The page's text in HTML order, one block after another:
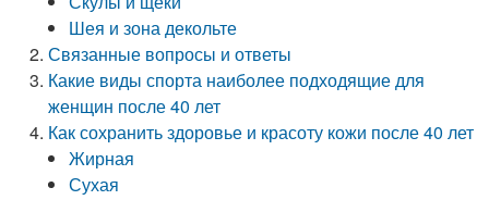
Шея и зона декольте
Связанные вопросы и ответы
Какие виды спорта наиболее подходящие для
женщин после 40 лет
Как сохранить здоровье и красоту кожи после 40 лет
Жирная
Сухая